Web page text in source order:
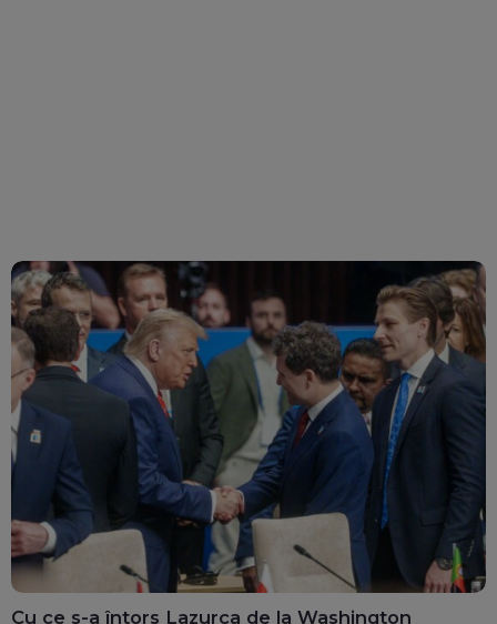
Cu ce s-a întors Lazurca de la Washington